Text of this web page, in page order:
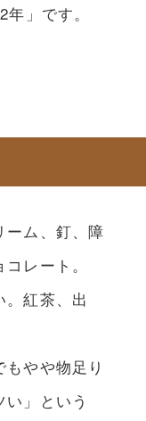
」です。
ム、釘、障
レート。
紅茶、出
やや物足り
」という